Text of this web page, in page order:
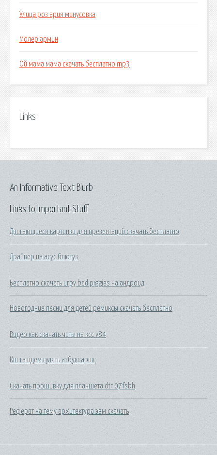
Улица роз ария минусовка
Молер армин
Ой мама мама скачать бесплатно mp3
Links
Links to Important Stuff
Двигающиеся картинки для презентаций скачать бесплатно
Драйвер на асус блютуз
Бесплатно скачать игру bad piggies на андроид
Новогодние песни для детей ремиксы скачать бесплатно
Видео как скачать читы на ксс v84
Книга идем гулять азбукварик
Скачать прошивку для планшета dtr 07fsbh
Реферат на тему архитектура эвм скачать
An Informative Text Blurb